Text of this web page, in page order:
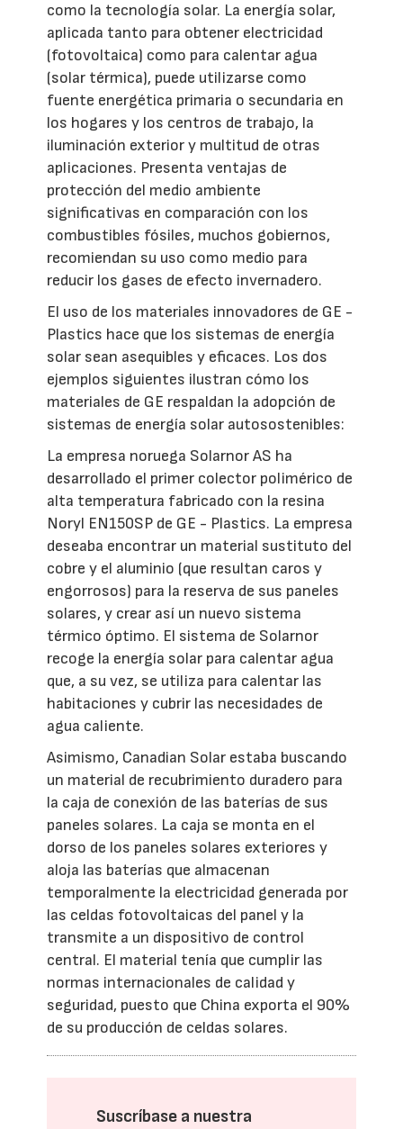
como la tecnología solar. La energía solar,
aplicada tanto para obtener electricidad
(fotovoltaica) como para calentar agua
(solar térmica), puede utilizarse como
fuente energética primaria o secundaria en
los hogares y los centros de trabajo, la
iluminación exterior y multitud de otras
aplicaciones. Presenta ventajas de
protección del medio ambiente
significativas en comparación con los
combustibles fósiles, muchos gobiernos,
recomiendan su uso como medio para
reducir los gases de efecto invernadero.
El uso de los materiales innovadores de GE -
Plastics hace que los sistemas de energía
solar sean asequibles y eficaces. Los dos
ejemplos siguientes ilustran cómo los
materiales de GE respaldan la adopción de
sistemas de energía solar autosostenibles:
La empresa noruega Solarnor AS ha
desarrollado el primer colector polimérico de
alta temperatura fabricado con la resina
Noryl EN150SP de GE - Plastics. La empresa
deseaba encontrar un material sustituto del
cobre y el aluminio (que resultan caros y
engorrosos) para la reserva de sus paneles
solares, y crear así un nuevo sistema
térmico óptimo. El sistema de Solarnor
recoge la energía solar para calentar agua
que, a su vez, se utiliza para calentar las
habitaciones y cubrir las necesidades de
agua caliente.
Asimismo, Canadian Solar estaba buscando
un material de recubrimiento duradero para
la caja de conexión de las baterías de sus
paneles solares. La caja se monta en el
dorso de los paneles solares exteriores y
aloja las baterías que almacenan
temporalmente la electricidad generada por
las celdas fotovoltaicas del panel y la
transmite a un dispositivo de control
central. El material tenía que cumplir las
normas internacionales de calidad y
seguridad, puesto que China exporta el 90%
de su producción de celdas solares.
Suscríbase a nuestra